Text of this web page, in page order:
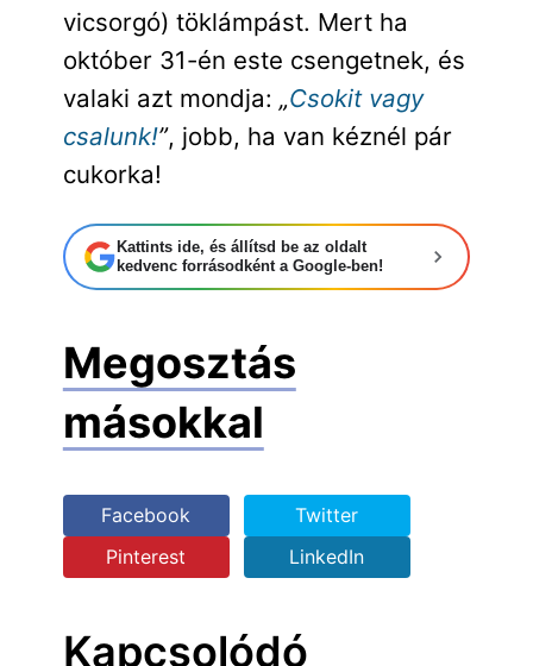
vicsorgó) töklámpást. Mert ha
október 31-én este csengetnek, és
valaki azt mondja: „Csokit vagy
csalunk!”, jobb, ha van kéznél pár
cukorka!
Kattints ide, és állítsd be az oldalt
kedvenc forrásodként a Google-ben!
Megosztás
másokkal
Facebook
Twitter
Pinterest
LinkedIn
Kapcsolódó